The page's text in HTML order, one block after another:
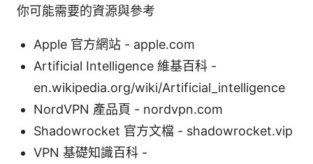
你可能需要的資源與參考
Apple 官方網站 - apple.com
Artificial Intelligence 維基百科 -
en.wikipedia.org/wiki/Artificial_intelligence
NordVPN 產品頁 - nordvpn.com
Shadowrocket 官方文檔 - shadowrocket.vip
VPN 基礎知識百科 -